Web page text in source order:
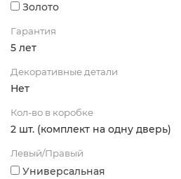
Золото
Гарантия
5 лет
Декоративные детали
Нет
Кол-во в коробке
2 шт. (комплект на одну дверь)
Левый/Правый
Универсальная